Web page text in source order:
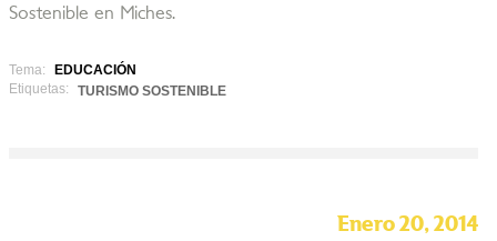
Sostenible en Miches.
Tema:
EDUCACIÓN
Etiquetas:
TURISMO SOSTENIBLE
Enero 20, 2014